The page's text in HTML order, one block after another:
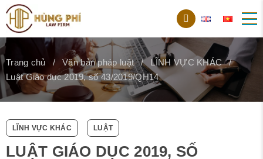
Trang chủ Văn bản pháp luật
LĨNH VỰC KHÁC
Luật Giáo dục 2019, số 43/2019/QH14
LĨNH VỰC KHÁC LUẬT
LUẬT GIÁO DỤC 2019, SỐ